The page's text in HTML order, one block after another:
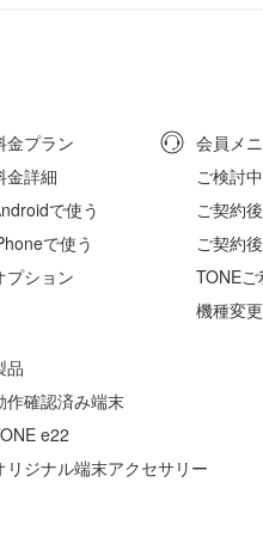
金プラン
金詳細
で使う
で使う
プション
品
作確認済み端末
e22
リジナル端末アクセサリー
会員メ
ご検討
ご契約
ご契約
TONE
機種変